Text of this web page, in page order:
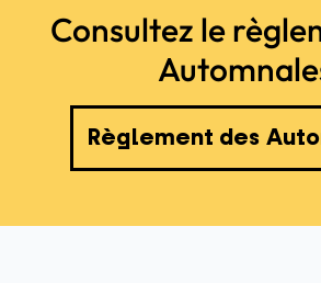
Consultez le
Règlement des